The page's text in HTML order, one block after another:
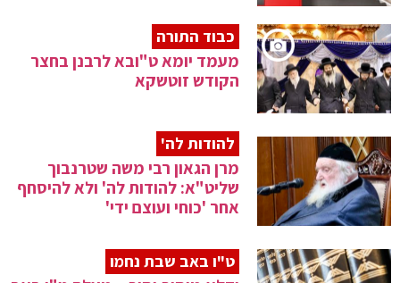
כבוד התורה
מעמד יומא ט"ובא לרבנן בחצר
הקודש זוטשקא
להודות לה'
מרן הגאון רבי משה שטרנבוך
שליט"א: להודות לה' ולא להיסחף
אחר 'כוחי ועוצם ידי'
ט"ו באב שבת נחמו